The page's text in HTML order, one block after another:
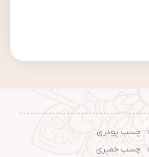
چسب پودری
چسب خمیری